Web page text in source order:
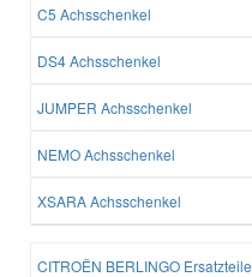
C5 Achsschenkel
DS4 Achsschenkel
JUMPER Achsschenkel
NEMO Achsschenkel
XSARA Achsschenkel
CITROËN BERLINGO Ersatzteile